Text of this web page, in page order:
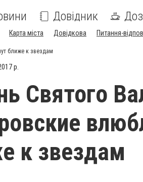
Довідник
Карта міста Довідкова Питання-
ближе к звездам
р.
Святого
к звездам